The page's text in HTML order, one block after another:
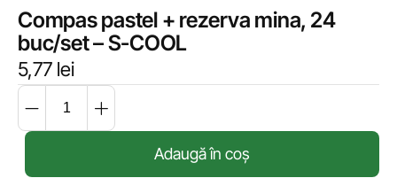
Compas pastel + rezerva mina, 24
buc/set – S-COOL
5,77 lei
Adaugă în coș